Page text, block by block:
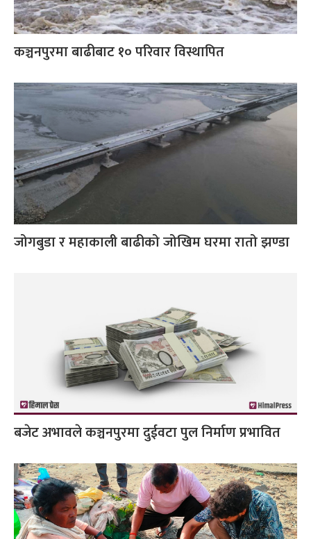
कञ्चनपुरमा बाढीबाट १० परिवार विस्थापित
जोगबुडा र महाकाली बाढीको जोखिम घरमा रातो झण्डा
बजेट अभावले कञ्चनपुरमा दुईवटा पुल निर्माण प्रभावित